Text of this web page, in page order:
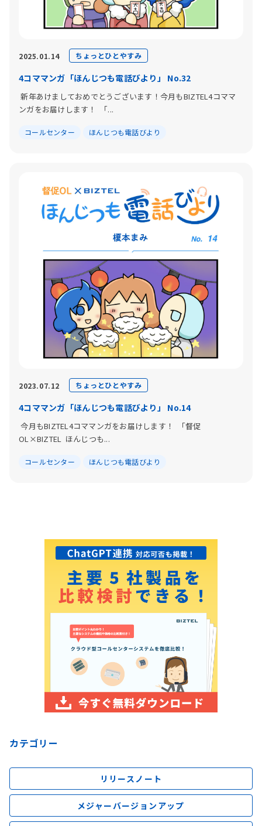
2025.01.14 ちょっとひとやすみ
4コママンガ「ほんじつも電話びより」 No.32
新年あけましておめでとうございます！今月もBIZTEL4コママ
ンガをお届けします！ 「...
コールセンター ほんじつも電話びより
2023.07.12 ちょっとひとやすみ
4コママンガ「ほんじつも電話びより」 No.14
今月もBIZTEL4コママンガをお届けします！ 「督促
OL×BIZTEL ほんじつも...
コールセンター ほんじつも電話びより
カテゴリー
リリースノート
メジャーバージョンアップ